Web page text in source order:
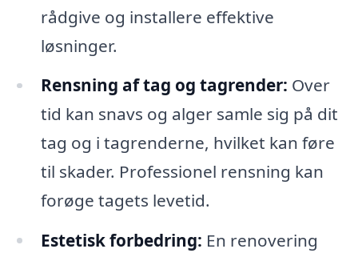
rådgive og installere effektive
løsninger.
Rensning af tag og tagrender: Over
tid kan snavs og alger samle sig på dit
tag og i tagrenderne, hvilket kan føre
til skader. Professionel rensning kan
forøge tagets levetid.
Estetisk forbedring: En renovering